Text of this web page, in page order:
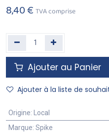
8,40€ TVA comprise
Ajouter au Panier
Ajouter à la liste de
Origine:
Local
Marque: Spike